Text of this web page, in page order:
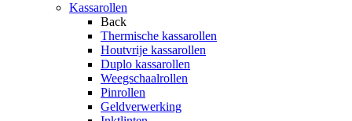
Kassarollen
Back
Thermische kassarollen
Houtvrije kassarollen
Duplo kassarollen
Weegschaalrollen
Pinrollen
Geldverwerking